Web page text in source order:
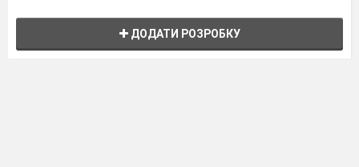
ДОДАТИ РОЗРОБКУ